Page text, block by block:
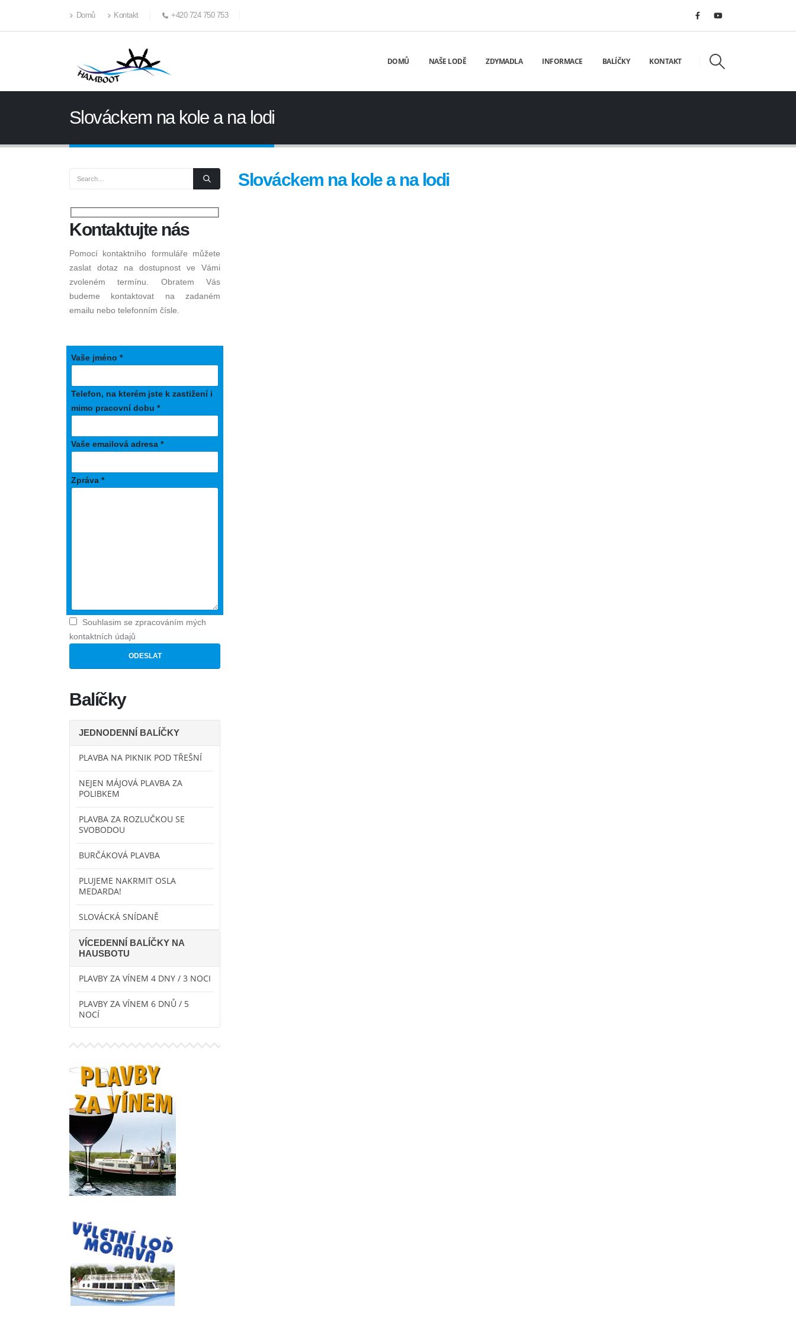
Domů Kontakt +420 724 750 753
DOMŮ NAŠE LODĚ ZDYMADLA INFORMACE BALÍČKY KONTAKT
Slováckem na kole a na lodi
Slováckem na kole a na lodi
Kontaktujtenás
Pomocí kontaktního formuláře můžete
zaslat dotaz na dostupnost ve Vámi
zvoleném termínu. Obratem Vás
budeme kontaktovat na zadaném
emailu nebo telefonním čísle.
Vaše jméno *
Telefon, na kterém jste k zastižení i
mimo pracovní dobu *
Vaše emailová adresa *
Zpráva *
Souhlasim se zpracováním mých
kontaktních údajů
Balíčky
JEDNODENNÍ BALÍČKY
PLAVBA NA PIKNIK POD TŘEŠNÍ
NEJEN MÁJOVÁ PLAVBA ZA
POLIBKEM
PLAVBA ZA ROZLUČKOU SE
SVOBODOU
BURČÁKOVÁ PLAVBA
PLUJEME NAKRMIT OSLA
MEDARDA!
SLOVÁCKÁ SNÍDANĚ
VÍCEDENNÍ BALÍČKY NA
HAUSBOTU
PLAVBY ZA VÍNEM 4 DNY / 3 NOCI
PLAVBY ZA VÍNEM 6 DNŮ / 5
NOCÍ